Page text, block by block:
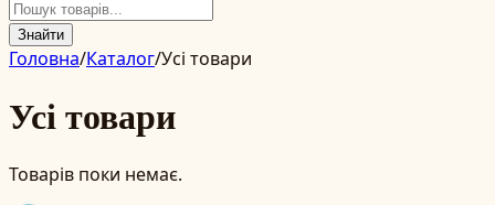
Знайти
Головна/Каталог/Усі товари
Усі товари
Товарів поки немає.